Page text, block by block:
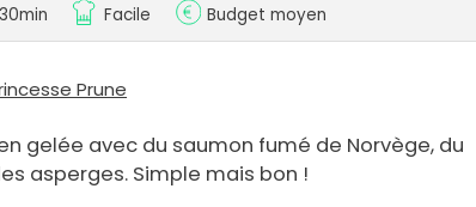
30min Facile Budget moyen
Prune
gelée avec du saumon fumé de Norvège, du
asperges. Simple mais bon !